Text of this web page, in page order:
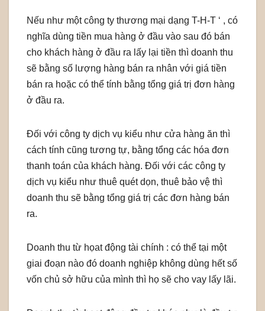
Nếu như một công ty thương mại dạng T-H-T ‘ , có
nghĩa dùng tiền mua hàng ở đầu vào sau đó bán
cho khách hàng ở đầu ra lấy lại tiền thì doanh thu
sẽ bằng số lượng hàng bán ra nhân với giá tiền
bán ra hoặc có thể tính bằng tổng giá trị đơn hàng
ở đầu ra.
Đối với công ty dịch vụ kiểu như cửa hàng ăn thì
cách tính cũng tương tự, bằng tổng các hóa đơn
thanh toán của khách hàng. Đối với các công ty
dịch vụ kiểu như thuê quét dọn, thuê bảo vệ thì
doanh thu sẽ bằng tổng giá trị các đơn hàng bán
ra.
Doanh thu từ họat động tài chính : có thể tại một
giai đoạn nào đó doanh nghiệp không dùng hết số
vốn chủ sở hữu của mình thì họ sẽ cho vay lấy lãi.